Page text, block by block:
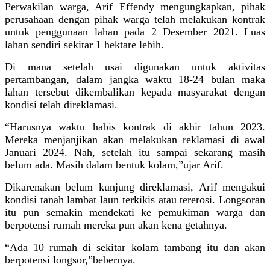
Perwakilan warga, Arif Effendy mengungkapkan, pihak
perusahaan dengan pihak warga telah melakukan kontrak
untuk penggunaan lahan pada 2 Desember 2021. Luas
lahan sendiri sekitar 1 hektare lebih.
Di mana setelah usai digunakan untuk aktivitas
pertambangan, dalam jangka waktu 18-24 bulan maka
lahan tersebut dikembalikan kepada masyarakat dengan
kondisi telah direklamasi.
“Harusnya waktu habis kontrak di akhir tahun 2023.
Mereka menjanjikan akan melakukan reklamasi di awal
Januari 2024. Nah, setelah itu sampai sekarang masih
belum ada. Masih dalam bentuk kolam,”ujar Arif.
Dikarenakan belum kunjung direklamasi, Arif mengakui
kondisi tanah lambat laun terkikis atau tererosi. Longsoran
itu pun semakin mendekati ke pemukiman warga dan
berpotensi rumah mereka pun akan kena getahnya.
“Ada 10 rumah di sekitar kolam tambang itu dan akan
berpotensi longsor,”bebernya.